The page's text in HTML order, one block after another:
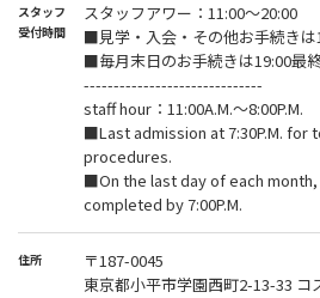
スタッフ
受付時間
スタッフアワー：11:00～20:00
■見学・入会・その他お手続きは
■毎月末日のお手続きは19:00最
------------------------------
staff hour：11:00A.M.～8:00P.M.
■Last admission at 7:30P.M.
procedures.
■On the last day of each
completed by 7:00P.M.
住所
〒187-0045
東京都小平市学園西町2-13-33 コ